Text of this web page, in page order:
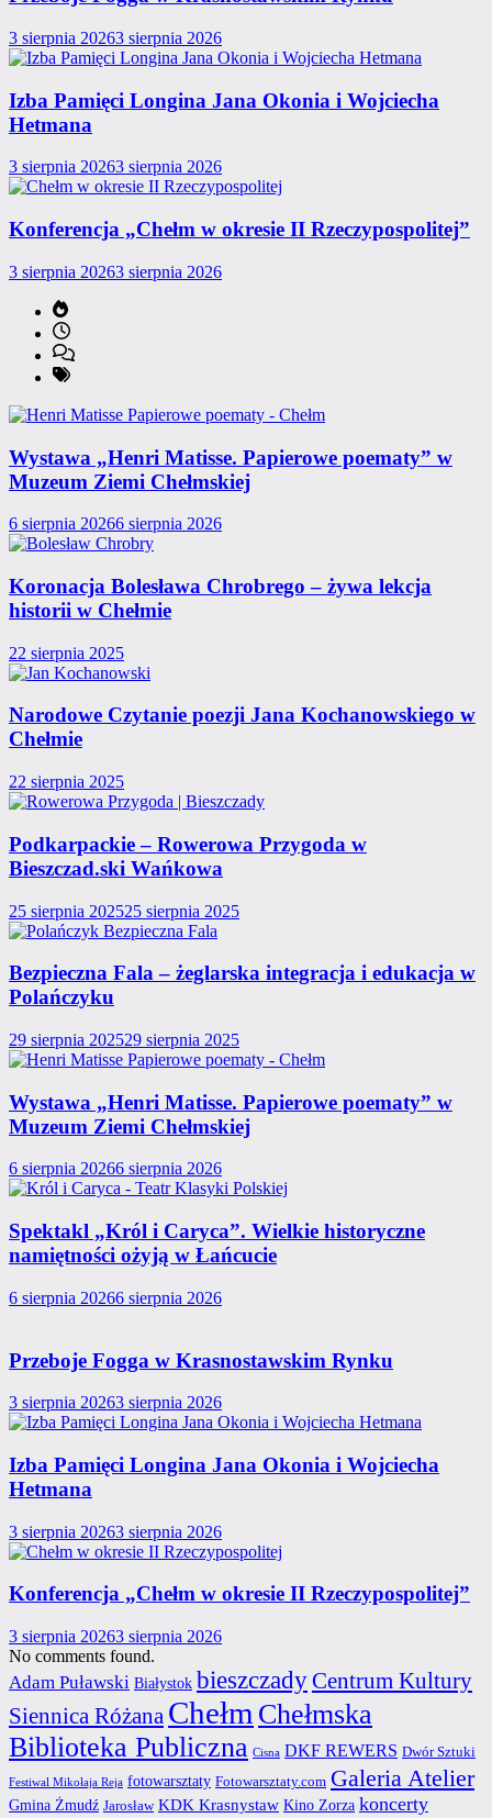
3 sierpnia 20263 sierpnia 2026
Izba Pamięci Longina Jana Okonia i Wojciecha
Hetmana
3 sierpnia 20263 sierpnia 2026
Konferencja „Chełm w okresie II Rzeczypospolitej”
3 sierpnia 20263 sierpnia 2026
Wystawa „Henri Matisse. Papierowe poematy” w
Muzeum Ziemi Chełmskiej
6 sierpnia 20266 sierpnia 2026
Koronacja Bolesława Chrobrego – żywa lekcja
historii w Chełmie
22 sierpnia 2025
Narodowe Czytanie poezji Jana Kochanowskiego w
Chełmie
22 sierpnia 2025
Podkarpackie – Rowerowa Przygoda w
Bieszczad.ski Wańkowa
25 sierpnia 202525 sierpnia 2025
Bezpieczna Fala – żeglarska integracja i edukacja w
Polańczyku
29 sierpnia 202529 sierpnia 2025
Wystawa „Henri Matisse. Papierowe poematy” w
Muzeum Ziemi Chełmskiej
6 sierpnia 20266 sierpnia 2026
Spektakl „Król i Caryca”. Wielkie historyczne
namiętności ożyją w Łańcucie
6 sierpnia 20266 sierpnia 2026
Przeboje Fogga w Krasnostawskim Rynku
3 sierpnia 20263 sierpnia 2026
Izba Pamięci Longina Jana Okonia i Wojciecha
Hetmana
3 sierpnia 20263 sierpnia 2026
Konferencja „Chełm w okresie II Rzeczypospolitej”
3 sierpnia 20263 sierpnia 2026
No comments found.
Adam Puławski Białystok bieszczadyCentrum Kultury
Siennica Różana Chełm Chełmska
Biblioteka Publiczna Cisna DKF REWERS Dwór Sztuki
Festiwal Mikołaja Reja fotowarsztaty Fotowarsztaty.com Galeria Atelier
Gmina Żmudź Jarosław KDK Krasnystaw Kino Zorza koncerty